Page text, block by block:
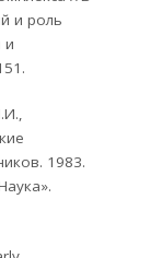
и роль
и
1983.